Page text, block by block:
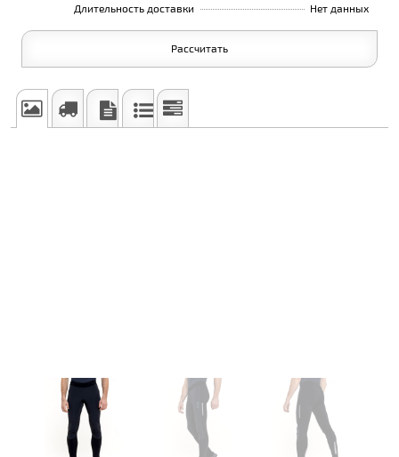
Длительность доставки
Нет данных
Рассчитать